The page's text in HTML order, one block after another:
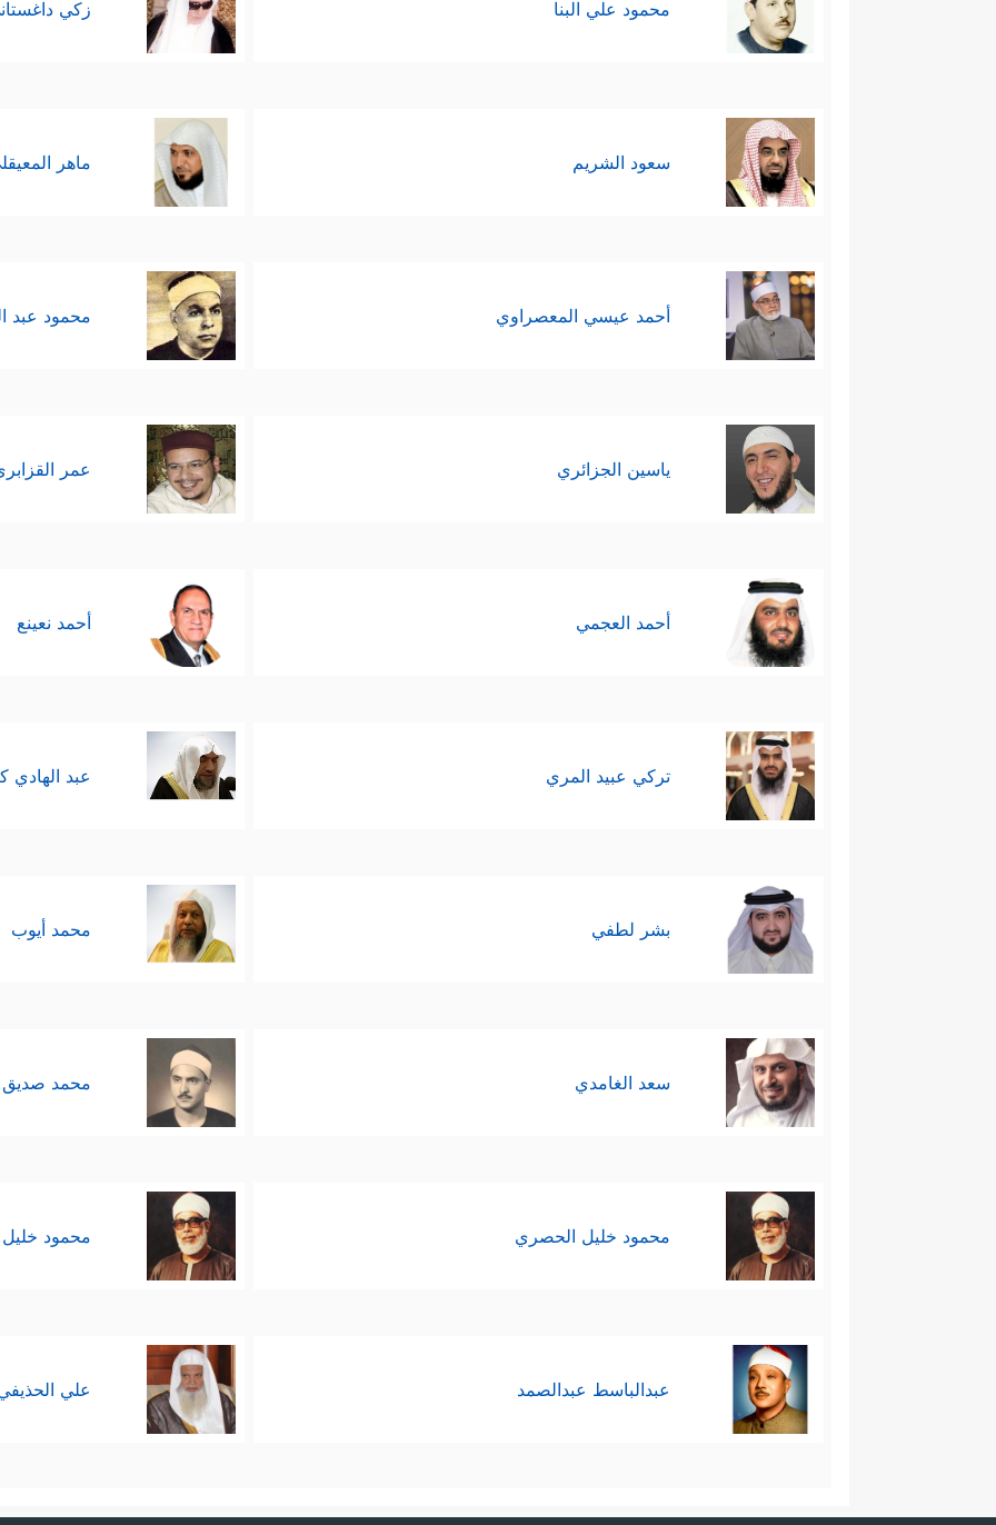
محمود علي البنا زكي
سعود الشريم ماهر
أحمد عيسي المعصراوي محمود عبد
ياسين الجزائري عمر
أحمد العجمي أحمد نعينع
تركي عبيد المري عبد الهادي
بشر لطفي محمد أيوب
سعد الغامدي محمد صديق
محمود خليل الحصري محمود
عبدالباسط عبدالصمد علي